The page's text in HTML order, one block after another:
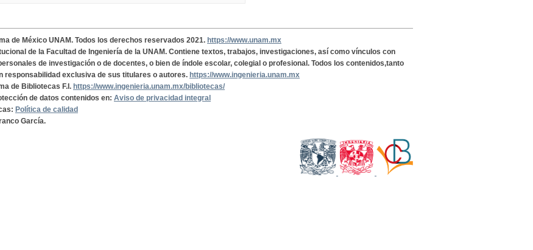
de México UNAM. Todos los derechos reservados 2021. https://www.unam.mx
de la Facultad de Ingeniería de la UNAM. Contiene textos, trabajos, investigaciones, así como vínculos con
de investigación o de docentes, o bien de índole escolar, colegial o profesional. Todos los contenidos,tanto
responsabilidad exclusiva de sus titulares o autores. https://www.ingenieria.unam.mx
de Bibliotecas F.I. https://www.ingenieria.unam.mx/bibliotecas/
de datos contenidos en: Aviso de privacidad integral
Política de calidad
García.